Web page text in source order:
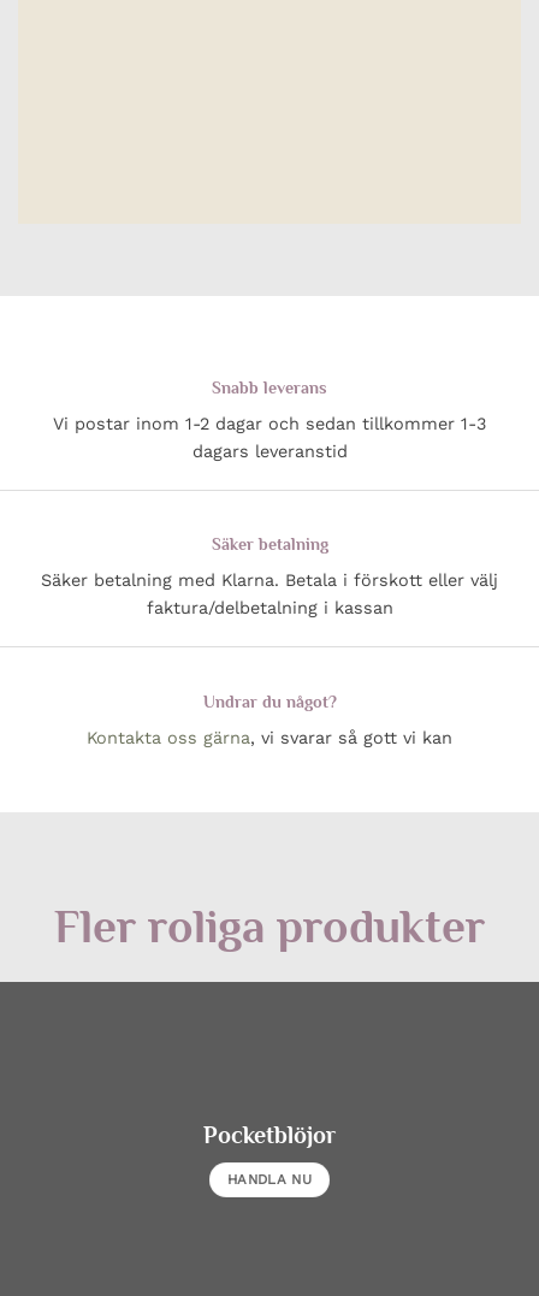
Snabb leverans
Vi postar inom 1-2 dagar och sedan tillkommer 1-3
dagars leveranstid
Säker betalning
Säker betalning med Klarna. Betala i förskott eller välj
faktura/delbetalning i kassan
Undrar du något?
Kontakta oss gärna, vi svarar så gott vi kan
Fler roliga produkter
Pocketblöjor
HANDLA NU